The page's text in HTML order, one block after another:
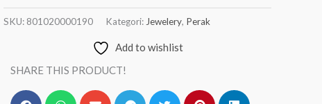
SKU: 801020000190 Kategori: Jewelery, Perak
Add to wishlist
SHARE THIS PRODUCT!